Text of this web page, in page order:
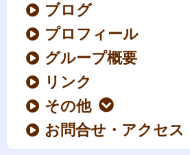
ブログ
プロフィール
グループ概要
リンク
その他
お問合せ・アクセス